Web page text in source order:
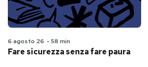
6 agosto 26 - 58 min
Fare sicurezza senza fare paura